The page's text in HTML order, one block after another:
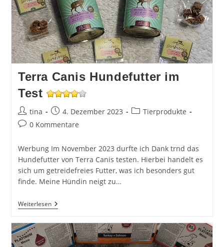
Terra Canis Hundefutter im
Test
Beitrags-
Autor:
tina
Beitrag
veröffentlicht:
4. Dezember 2023
Beitrags-
Tierprodukte
Beitrags-
0 Kommentare
Werbung Im November 2023 durfte ich Dank trnd das
Hundefutter von Terra Canis testen. Hierbei handelt es
sich um getreidefreies Futter, was ich besonders gut
finde. Meine Hündin neigt zu…
WeiterlesenTerra
Canis
Im
Test